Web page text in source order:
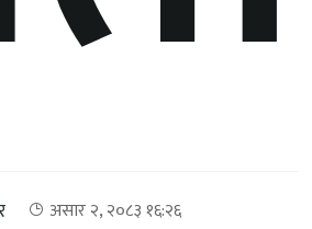
असार २, २०८३ १६:२६